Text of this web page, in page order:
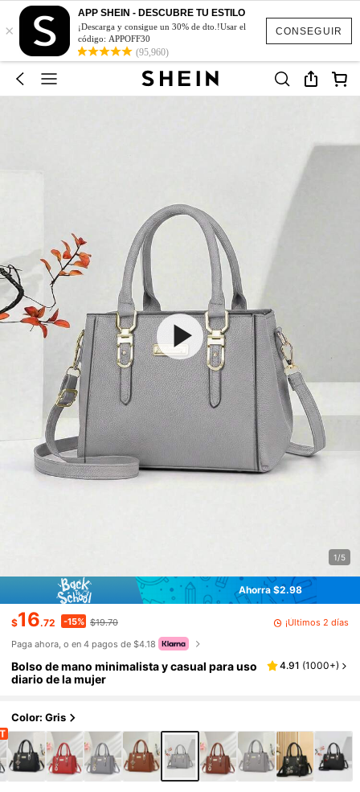
CONSEGUIR
×
APP SHEIN - DESCUBRE TU ESTILO
¡Descarga y consigue un 30% de dto.!Usar el
código: APPOFF30
(95,960)
1/5
Ahorra $2.98
$16.72 -15% $19.70
¡Últimos 2 días
Paga ahora, o en 4 pagos de $4.18
Bolso de mano minimalista y casual para uso
diario de la mujer
4.91 (1000+)
Color: Gris